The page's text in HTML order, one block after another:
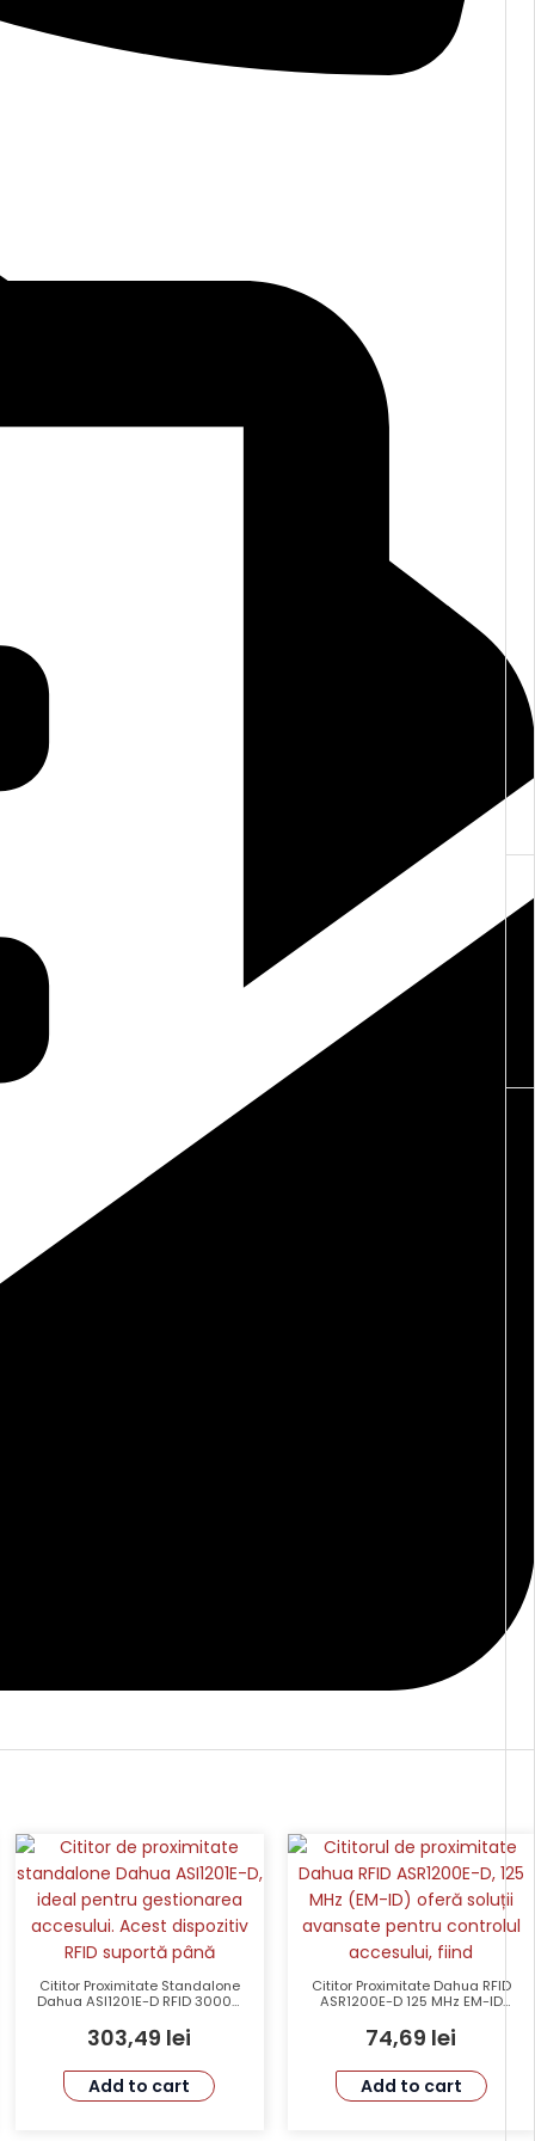
Cititor Proximitate Standalone
Dahua ASI1201E-D RFID 30000
Evenimente
303,49 lei
Add to cart
Cititor Proximitate Dahua RFID
ASR1200E-D 125 MHz EM-ID
74,69 lei
Add to cart